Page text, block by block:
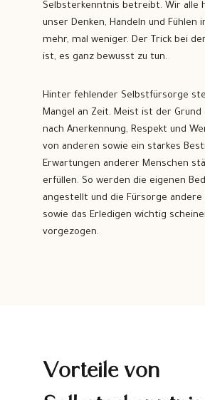
Selbsterkenntnis betreibt. Wir alle
unser Denken, Handeln und Fühlen
mehr, mal weniger. Der Trick bei
ist, es ganz bewusst zu tun.
Hinter fehlender Selbstfürsorge
Mangel an Zeit. Meist ist der Grund
nach Anerkennung, Respekt und
von anderen sowie ein starkes
Erwartungen anderer Menschen
erfüllen. So werden die eigenen
angestellt und die Fürsorge andere
sowie das Erledigen wichtig
vorgezogen.
Vorteile von